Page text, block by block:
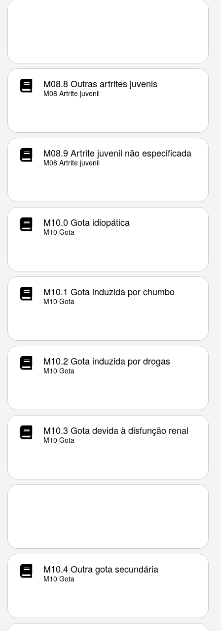
M08.8 Outras artrites juvenis
M08 Artrite juvenil
M08.9 Artrite juvenil não especificada
M08 Artrite juvenil
M10.0 Gota idiopática
M10 Gota
M10.1 Gota induzida por chumbo
M10 Gota
M10.2 Gota induzida por drogas
M10 Gota
M10.3 Gota devida à disfunção renal
M10 Gota
M10.4 Outra gota secundária
M10 Gota